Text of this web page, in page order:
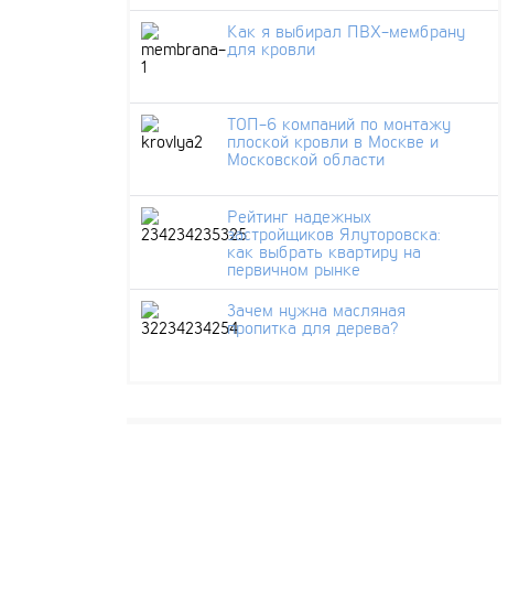
Как я выбирал ПВХ-мембрану
для кровли
ТОП-6 компаний по монтажу
плоской кровли в Москве и
Московской области
Рейтинг надежных
застройщиков Ялуторовска:
как выбрать квартиру на
первичном рынке
Зачем нужна масляная
пропитка для дерева?